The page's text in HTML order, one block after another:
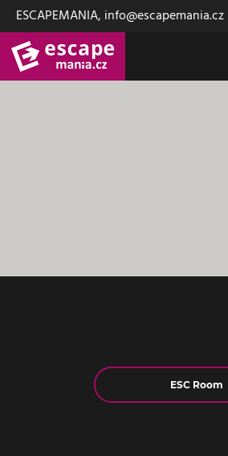
ESCAPEMANIA, info@escapemania.cz
Jméno